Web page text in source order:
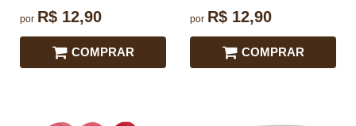
por R$ 12,90
COMPRAR
por R$ 12,90
COMPRAR